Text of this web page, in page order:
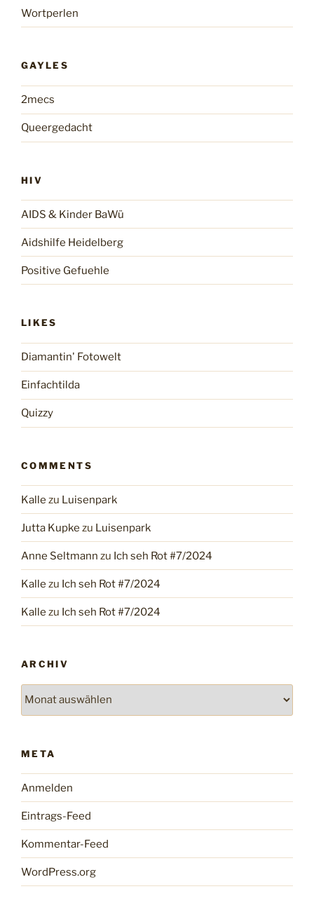
Wortperlen
GAYLES
2mecs
Queergedacht
HIV
AIDS & Kinder BaWü
Aidshilfe Heidelberg
Positive Gefuehle
LIKES
Diamantin' Fotowelt
Einfachtilda
Quizzy
COMMENTS
Kalle zu Luisenpark
Jutta Kupke zu Luisenpark
Anne Seltmann zu Ich seh Rot #7/2024
Kalle zu Ich seh Rot #7/2024
Kalle zu Ich seh Rot #7/2024
ARCHIV
Archiv
META
Anmelden
Eintrags-Feed
Kommentar-Feed
WordPress.org